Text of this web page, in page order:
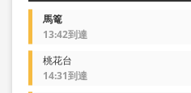
馬篭
13:42到達
桃花台
14:31到達